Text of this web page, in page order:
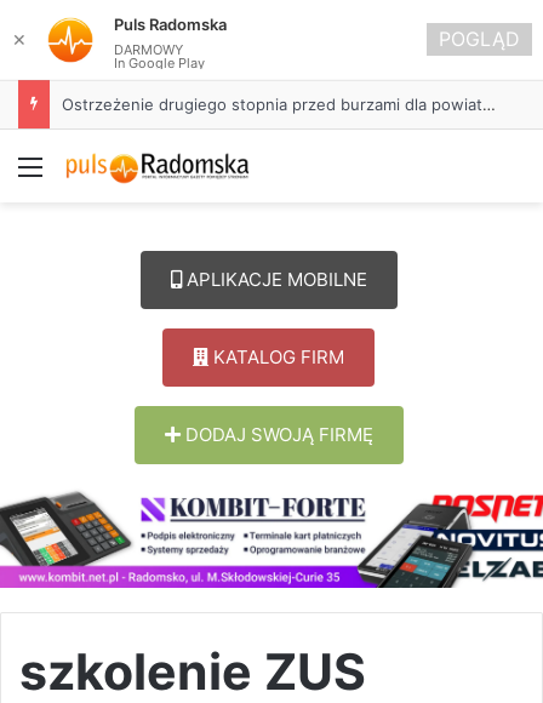
Ostrzeżenie drugiego stopnia przed burzami dla powiatu radomszczańskiego
Menu
APLIKACJE MOBILNE
KATALOG FIRM
DODAJ SWOJĄ FIRMĘ
szkolenie ZUS
✕
Puls Radomska
DARMOWY
In Google Play
POGLĄD